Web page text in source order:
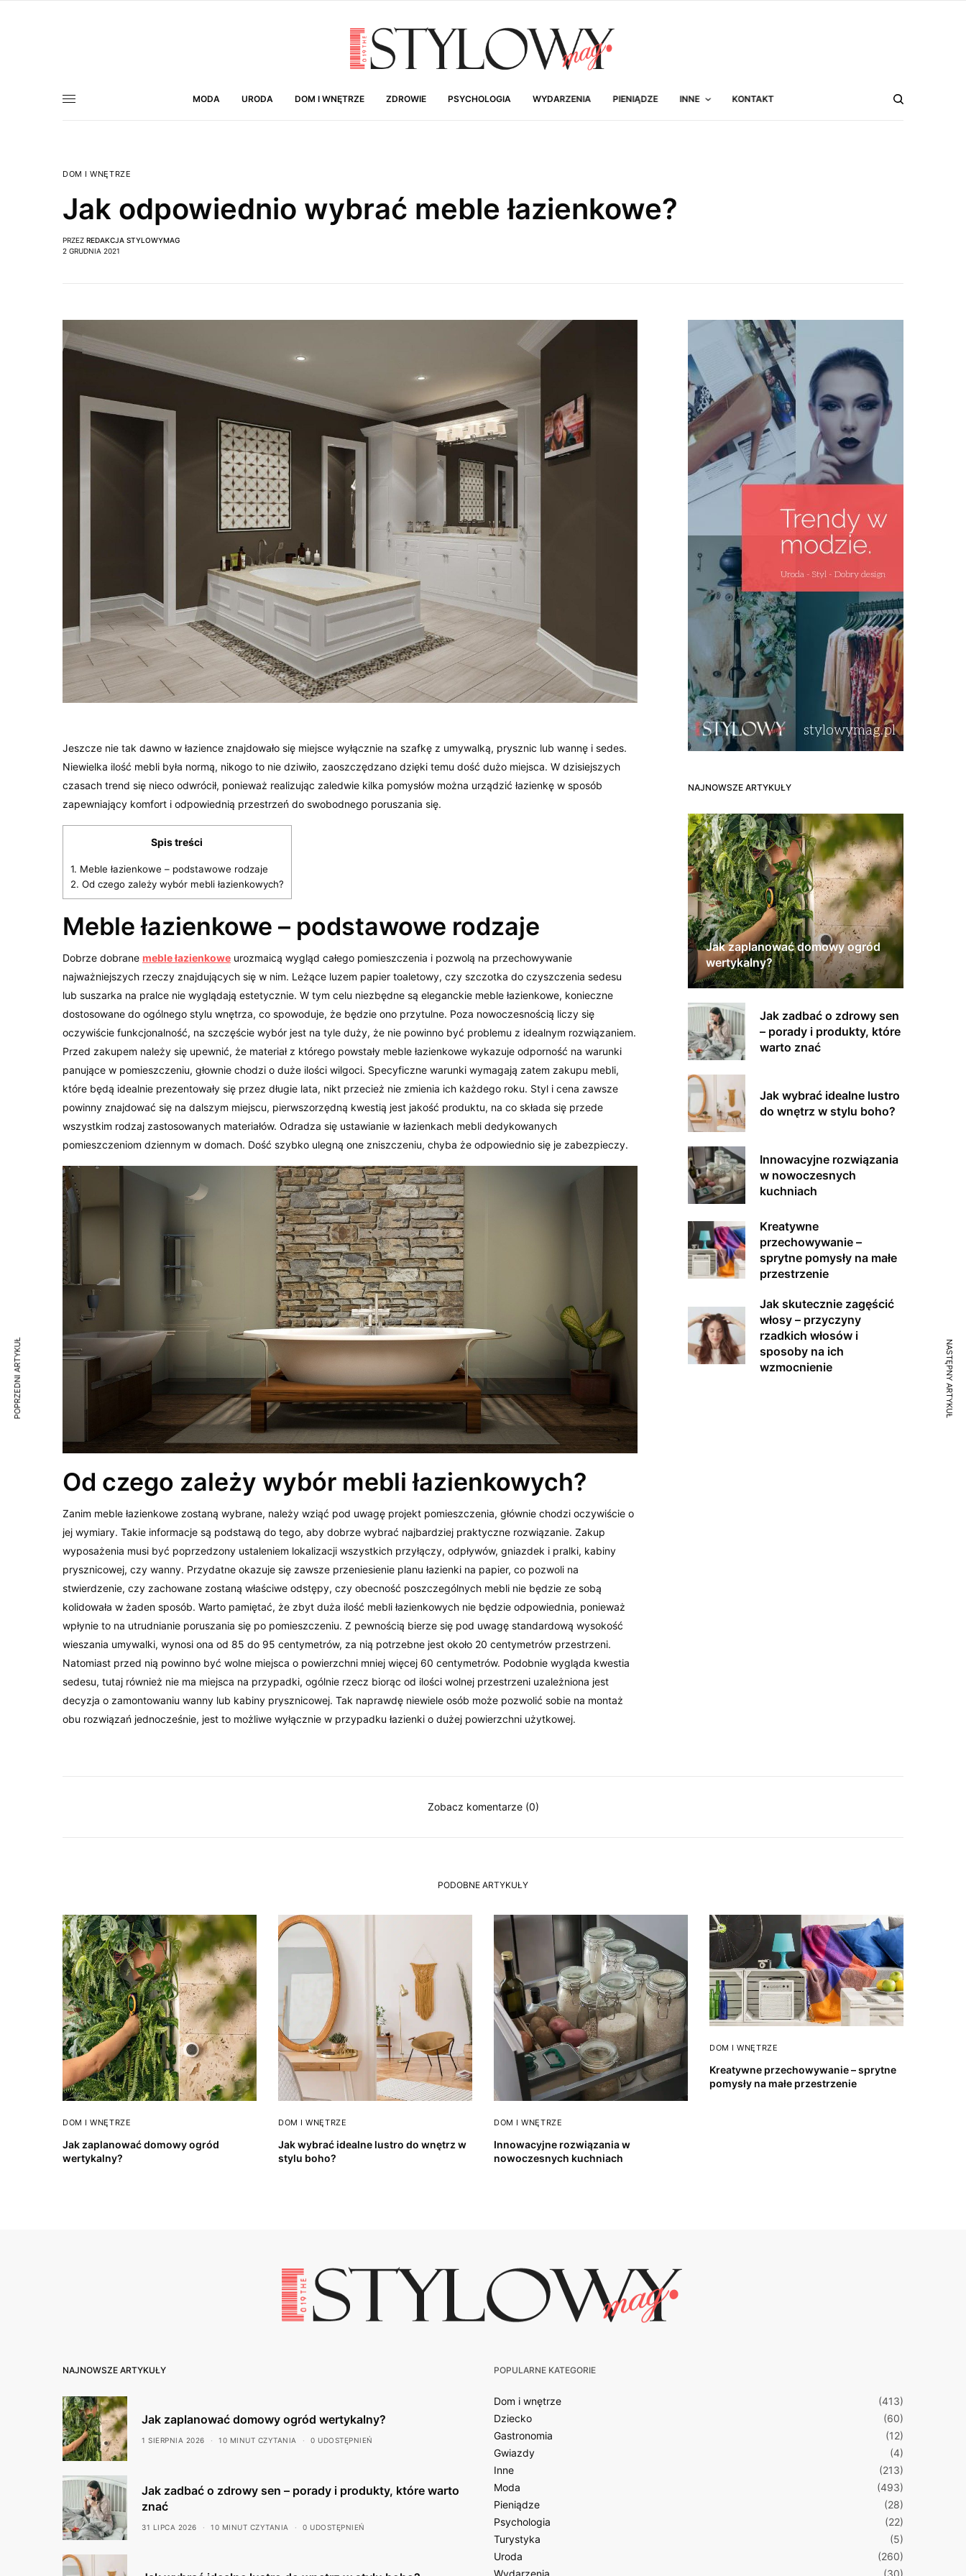
MODA URODA DOM I WNĘTRZE ZDROWIE PSYCHOLOGIA WYDARZENIA PIENIĄDZE INNE KONTAKT
DOM I WNĘTRZE
Jak odpowiednio wybrać meble łazienkowe?
PRZEZ REDAKCJA STYLOWYMAG
2 GRUDNIA 2021
Jeszcze nie tak dawno w łazience znajdowało się miejsce wyłącznie na szafkę z umywalką, prysznic lub wannę i sedes.
Niewielka ilość mebli była normą, nikogo to nie dziwiło, zaoszczędzano dzięki temu dość dużo miejsca. W dzisiejszych
czasach trend się nieco odwrócił, ponieważ realizując zaledwie kilka pomysłów można urządzić łazienkę w sposób
zapewniający komfort i odpowiednią przestrzeń do swobodnego poruszania się.
Spis treści
1. Meble łazienkowe – podstawowe rodzaje
2. Od czego zależy wybór mebli łazienkowych?
Meble łazienkowe – podstawowe rodzaje
Dobrze dobranemeble łazienkowe urozmaicą wygląd całego pomieszczenia i pozwolą na przechowywanie
najważniejszych rzeczy znajdujących się w nim. Leżące luzem papier toaletowy, czy szczotka do czyszczenia sedesu
lub suszarka na pralce nie wyglądają estetycznie. W tym celu niezbędne są eleganckie meble łazienkowe, konieczne
dostosowane do ogólnego stylu wnętrza, co spowoduje, że będzie ono przytulne. Poza nowoczesnością liczy się
oczywiście funkcjonalność, na szczęście wybór jest na tyle duży, że nie powinno być problemu z idealnym rozwiązaniem.
Przed zakupem należy się upewnić, że materiał z którego powstały meble łazienkowe wykazuje odporność na warunki
panujące w pomieszczeniu, głownie chodzi o duże ilości wilgoci. Specyficzne warunki wymagają zatem zakupu mebli,
które będą idealnie prezentowały się przez długie lata, nikt przecież nie zmienia ich każdego roku. Styl i cena zawsze
powinny znajdować się na dalszym miejscu, pierwszorzędną kwestią jest jakość produktu, na co składa się przede
wszystkim rodzaj zastosowanych materiałów. Odradza się ustawianie w łazienkach mebli dedykowanych
pomieszczeniom dziennym w domach. Dość szybko ulegną one zniszczeniu, chyba że odpowiednio się je zabezpieczy.
Od czego zależy wybór mebli łazienkowych?
Zanim meble łazienkowe zostaną wybrane, należy wziąć pod uwagę projekt pomieszczenia, głównie chodzi oczywiście o
jej wymiary. Takie informacje są podstawą do tego, aby dobrze wybrać najbardziej praktyczne rozwiązanie. Zakup
wyposażenia musi być poprzedzony ustaleniem lokalizacji wszystkich przyłączy, odpływów, gniazdek i pralki, kabiny
prysznicowej, czy wanny. Przydatne okazuje się zawsze przeniesienie planu łazienki na papier, co pozwoli na
stwierdzenie, czy zachowane zostaną właściwe odstępy, czy obecność poszczególnych mebli nie będzie ze sobą
kolidowała w żaden sposób. Warto pamiętać, że zbyt duża ilość mebli łazienkowych nie będzie odpowiednia, ponieważ
wpłynie to na utrudnianie poruszania się po pomieszczeniu. Z pewnością bierze się pod uwagę standardową wysokość
wieszania umywalki, wynosi ona od 85 do 95 centymetrów, za nią potrzebne jest około 20 centymetrów przestrzeni.
Natomiast przed nią powinno być wolne miejsca o powierzchni mniej więcej 60 centymetrów. Podobnie wygląda kwestia
sedesu, tutaj również nie ma miejsca na przypadki, ogólnie rzecz biorąc od ilości wolnej przestrzeni uzależniona jest
decyzja o zamontowaniu wanny lub kabiny prysznicowej. Tak naprawdę niewiele osób może pozwolić sobie na montaż
obu rozwiązań jednocześnie, jest to możliwe wyłącznie w przypadku łazienki o dużej powierzchni użytkowej.
NAJNOWSZE ARTYKUŁY
Jak zaplanować domowy ogród
wertykalny?
Jak zadbać o zdrowy sen
– porady i produkty, które
warto znać
Jak wybrać idealne lustro
do wnętrz w stylu boho?
Innowacyjne rozwiązania
w nowoczesnych
kuchniach
Kreatywne
przechowywanie –
sprytne pomysły na małe
przestrzenie
Jak skutecznie zagęścić
włosy – przyczyny
rzadkich włosów i
sposoby na ich
wzmocnienie
POPRZEDNI ARTYKUŁ NASTĘPNY ARTYKUŁ
Zobacz komentarze (0)
PODOBNE ARTYKUŁY
DOM I WNĘTRZE
Jak zaplanować domowy ogród
wertykalny?
DOM I WNĘTRZE
Jak wybrać idealne lustro do wnętrz w
stylu boho?
DOM I WNĘTRZE
Innowacyjne rozwiązania w
nowoczesnych kuchniach
DOM I WNĘTRZE
Kreatywne przechowywanie – sprytne
pomysły na małe przestrzenie
NAJNOWSZE ARTYKUŁY
Jak zaplanować domowy ogród wertykalny?
1 SIERPNIA 2026 10 MINUT CZYTANIA 0 UDOSTĘPNIEŃ
Jak zadbać o zdrowy sen – porady i produkty, które warto
znać
31 LIPCA 2026 10 MINUT CZYTANIA 0 UDOSTĘPNIEŃ
POPULARNE KATEGORIE
Dom i wnętrze
(413)
Dziecko
(60)
Gastronomia
(12)
Gwiazdy
(4)
Inne
(213)
Moda
(493)
Pieniądze
(28)
Psychologia
(22)
Turystyka
(5)
Uroda
(260)
Wydarzenia
(30)